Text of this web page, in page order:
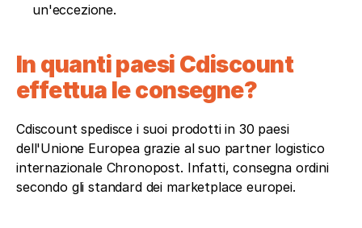
un'eccezione.
In quanti paesi Cdiscount
effettua le consegne?
Cdiscount spedisce i suoi prodotti in 30 paesi
dell'Unione Europea grazie al suo partner logistico
internazionale Chronopost. Infatti, consegna ordini
secondo gli standard dei marketplace europei.